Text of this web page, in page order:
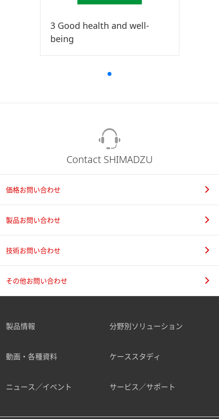
3 Good health and well-
being
Contact SHIMADZU
価格お問い合わせ
製品お問い合わせ
技術お問い合わせ
その他お問い合わせ
製品情報 分野別ソリューション
動画・各種資料 ケーススタディ
ニュース／イベント サービス／サポート